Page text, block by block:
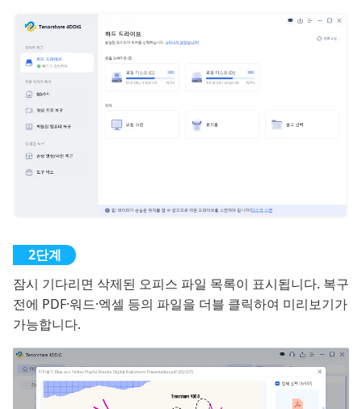
잠시 기다리면 삭제된 오피스 파일 목록이 표시됩니다. 복구
전에 PDF·워드·엑셀 등의 파일을 더블 클릭하여 미리보기가
가능합니다.